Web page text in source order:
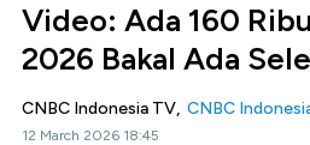
Video: Ada 160
2026 Bakal Ada
CNBC Indonesia TV, CNBC
12 March 2026 18:45